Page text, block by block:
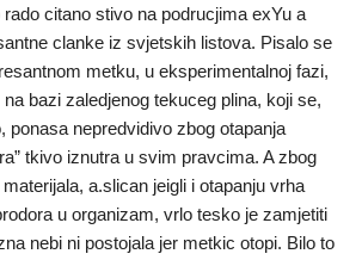
citano stivo na podrucjima exYu a
clanke iz svjetskih listova. Pisalo se
metku, u eksperimentalnoj fazi,
bazi zaledjenog tekuceg plina, koji se,
ponasa nepredvidivo zbog otapanja
tkivo iznutra u svim pravcima. A zbog
a.slican jeigli i otapanju vrha
u organizam, vrlo tesko je zamjetiti
nebi ni postojala jer metkic otopi. Bilo to